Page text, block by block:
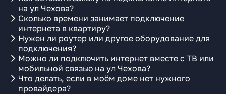
на ул Чехова?
Сколько времени занимает подключение
интернета в квартиру?
Нужен ли роутер или другое оборудование для
подключения?
Можно ли подключить интернет вместе с ТВ или
мобильной связью на ул Чехова?
Что делать, если в моём доме нет нужного
провайдера?